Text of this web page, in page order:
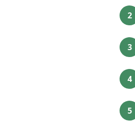
2
3
4
5